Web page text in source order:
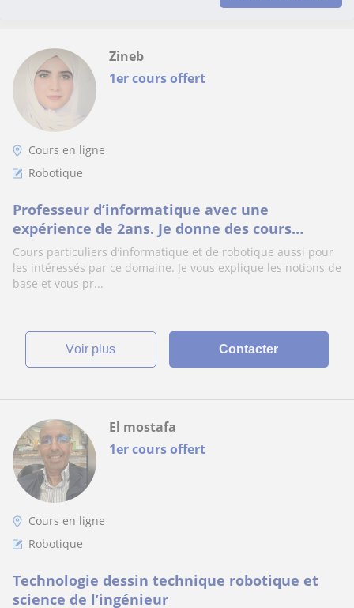
1er cours offert
Zineb
Cours en ligne
Robotique
Professeur d’informatique avec une
expérience de 2ans. Je donne des cours
particuliers aux élèves de primaire collège et
lycée en ligne. J’ai un diplôme de master
spécialisé en intelligence artificielle et je suis
Cours particuliers d’informatique et de robotique aussi pour
les intéressés par ce domaine. Je vous explique les notions de
base et vous pr...
voir plus Contacter
1er cours offert
El mostafa
Cours en ligne
Robotique
Technologie dessin technique robotique et
science de l’ingénieur